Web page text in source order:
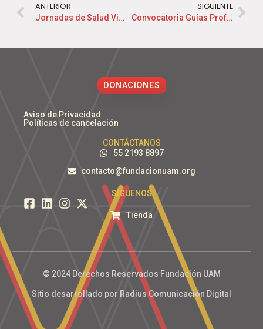
ANTERIOR
Jornadas de Salud Visual 2025
SIGUIENTE
Convocatoria Guías Profesionales 2026
DONACIONES
Aviso de Privacidad
Políticas de cancelación
CONTÁCTANOS
55 2193 8897
contacto@fundacionuam.org
SÍGUENOS
Tienda
© 2024 Derechos Reservados Fundación UAM
Sitio desarrollado por Radius Comunicación Digital